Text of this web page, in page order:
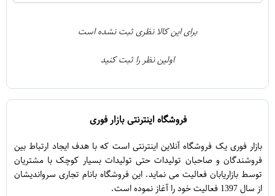
0
برای این کالا نظری ثبت نشده است
اولین نظر را ثبت کنید
فروشگاه اینترنتی بازار فوری
بازار فوری یک فروشگاه آنلاین اینترنتی است که با هدف ایجاد ارتباط بین
فروشندگان و صاحبان تولیدات حتی تولیدات بسیار کوچک با مشتریان
توسط بازاریابان فعالیت می نماید. این فروشگاه بانام تجاری سرواندیشان
از سال 1397 فعالیت خود را آغاز نموده است.